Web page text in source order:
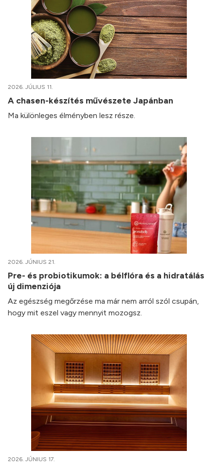
2026. JÚLIUS 11.
A chasen-készítés művészete Japánban
Ma különleges élményben lesz része.
2026. JÚNIUS 21.
Pre- és probiotikumok: a bélflóra és a hidratálás
új dimenziója
Az egészség megőrzése ma már nem arról szól csupán,
hogy mit eszel vagy mennyit mozogsz.
2026. JÚNIUS 17.